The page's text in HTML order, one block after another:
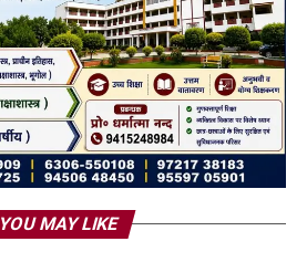
YOU MAY LIKE